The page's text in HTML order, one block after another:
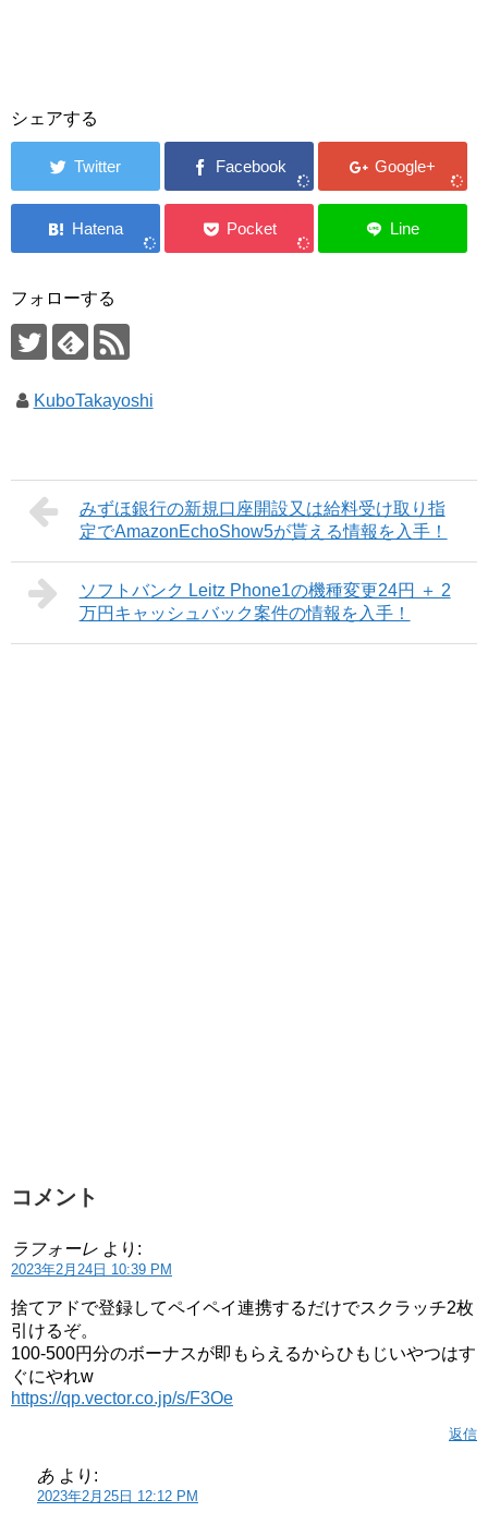
シェアする
フォローする
KuboTakayoshi
みずほ銀行の新規口座開設又は給料受け取り指
定でAmazonEchoShow5が貰える情報を入手！
ソフトバンク Leitz Phone1の機種変更24円 ＋ 2
万円キャッシュバック案件の情報を入手！
コメント
ラフォーレ より:
2023年2月24日 10:39 PM
捨てアドで登録してペイペイ連携するだけでスクラッチ2枚
引けるぞ。
100-500円分のボーナスが即もらえるからひもじいやつはす
ぐにやれw
https://qp.vector.co.jp/s/F3Oe
返信
あ より:
2023年2月25日 12:12 PM